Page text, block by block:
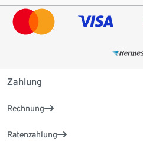
Zahlung
Rechnung
Ratenzahlung